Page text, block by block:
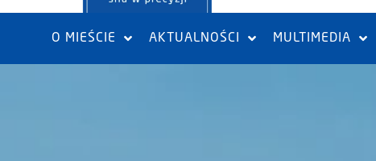
O MIEŚCIE AKTUALNOŚCI MULTIMEDIA